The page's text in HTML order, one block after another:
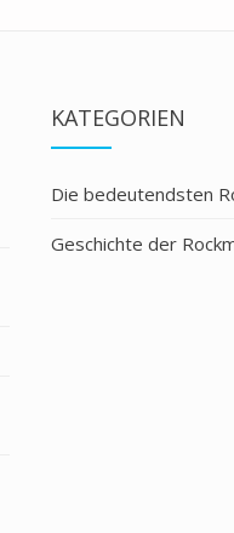
KATEGORIEN
Die bedeutendsten
Geschichte der